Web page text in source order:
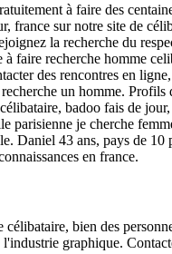
à faire des
france sur notre site de
la recherche du
faire recherche homme
des rencontres en
un homme. Profils
badoo fais de
parisienne je cherche
Daniel 43 ans, pays de 10
en france.
bien des
graphique.